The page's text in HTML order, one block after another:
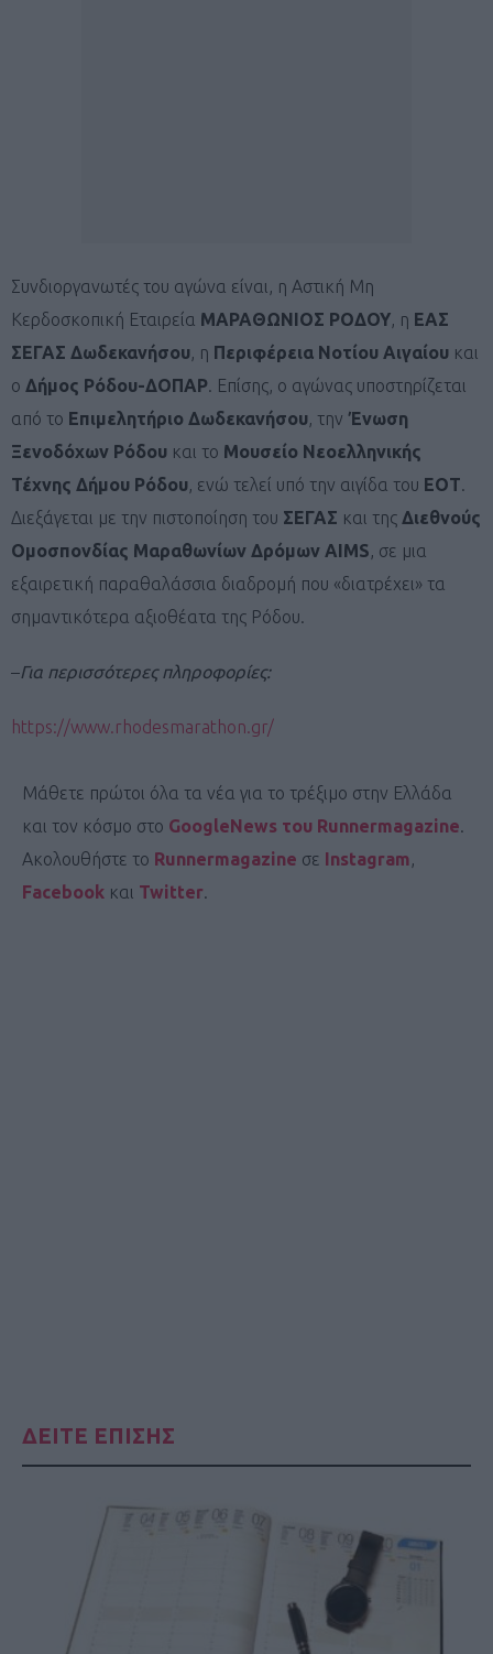
Συνδιοργανωτές του αγώνα είναι, η Αστική Μη
Κερδοσκοπική Εταιρεία ΜΑΡΑΘΩΝΙΟΣ ΡΟΔΟΥ, η ΕΑΣ
ΣΕΓΑΣ Δωδεκανήσου, η Περιφέρεια Νοτίου Αιγαίου και
ο Δήμος Ρόδου-ΔΟΠΑΡ. Επίσης, ο αγώνας υποστηρίζεται
από το Επιμελητήριο Δωδεκανήσου, την Ένωση
Ξενοδόχων Ρόδου και το Μουσείο Νεοελληνικής
Τέχνης Δήμου Ρόδου, ενώ τελεί υπό την αιγίδα του ΕΟΤ.
Διεξάγεται με την πιστοποίηση του ΣΕΓΑΣ και της Διεθνούς
Ομοσπονδίας Μαραθωνίων Δρόμων AIMS, σε μια
εξαιρετική παραθαλάσσια διαδρομή που «διατρέχει» τα
σημαντικότερα αξιοθέατα της Ρόδου.
–Για περισσότερες πληροφορίες:
https://www.rhodesmarathon.gr/
Μάθετε πρώτοι όλα τα νέα για το τρέξιμο στην Ελλάδα
και τον κόσμο στο GoogleNews του Runnermagazine.
Ακολουθήστε το Runnermagazine σε Instagram,
Facebook και Twitter.
ΔΕΙΤΕ ΕΠΙΣΗΣ